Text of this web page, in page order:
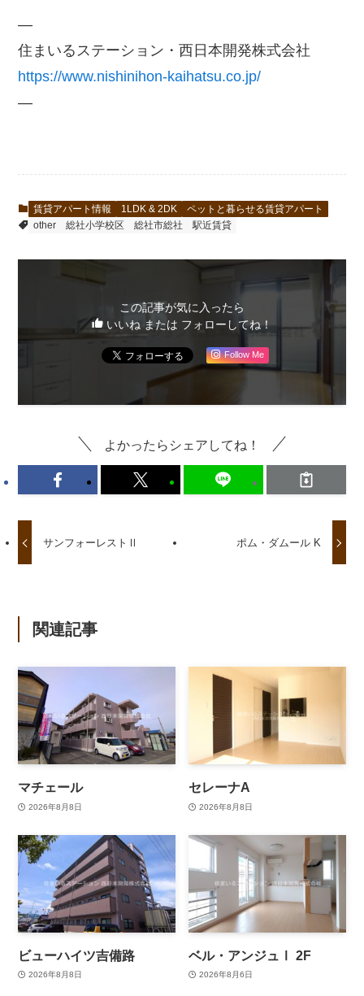
—
住まいるステーション・西日本開発株式会社
https://www.nishinihon-kaihatsu.co.jp/
—
賃貸アパート情報 1LDK & 2DK
ペットと暮らせる賃貸アパート
other
総社小学校区 総社市総社 駅近賃貸
この記事が気に入ったら
いいね または フォローしてね！
Follow Me
よかったらシェアしてね！
サンフォーレストⅡ ポム・ダムール K
関連記事
マチェール
2026年8月8日
セレーナA
2026年8月8日
ビューハイツ吉備路
2026年8月8日
ベル・アンジュⅠ 2F
2026年8月6日